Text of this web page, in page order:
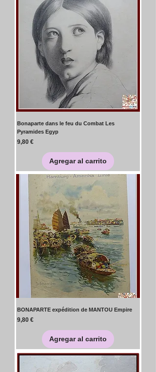
Bonaparte dans le feu du Combat Les
Pyramides Egyp
Precio
9,80 €
Agregar al carrito
BONAPARTE expédition de MANTOU Empire
Precio
9,80 €
Agregar al carrito